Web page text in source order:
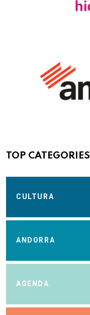
TOP CATEGORIES
CULTURA
ANDORRA
AGENDA